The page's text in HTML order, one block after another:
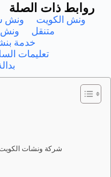
روابط ذات الصلة
ونش الكويت ونش
متنقل
ونش
خدمة
تعليمات
شركة ونشات